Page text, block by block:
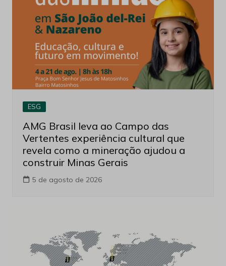
ESG
AMG Brasil leva ao Campo das
Vertentes experiência cultural que
revela como a mineração ajudou a
construir Minas Gerais
5 de agosto de 2026